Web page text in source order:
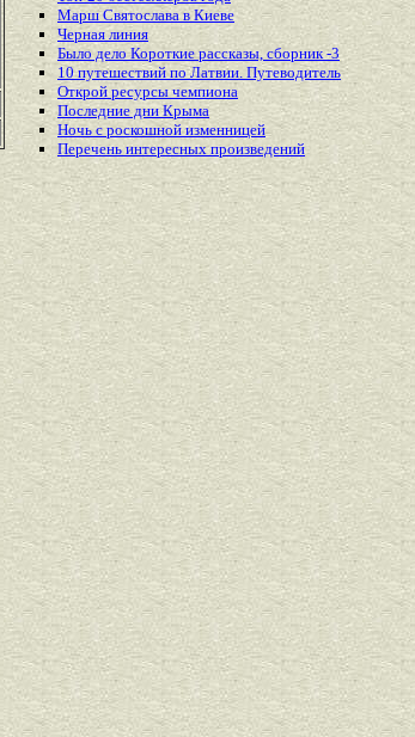
Марш Святослава в Киеве
Черная линия
Было дело Короткие рассказы, сборник -3
10 путешествий по Латвии. Путеводитель
Открой ресурсы чемпиона
Последние дни Крыма
Ночь с роскошной изменницей
Перечень интересныхпроизведений